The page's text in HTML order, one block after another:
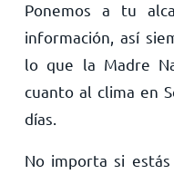
Ponemos a tu
información, así
lo que la Madre
cuanto al clima en
días.
No importa si